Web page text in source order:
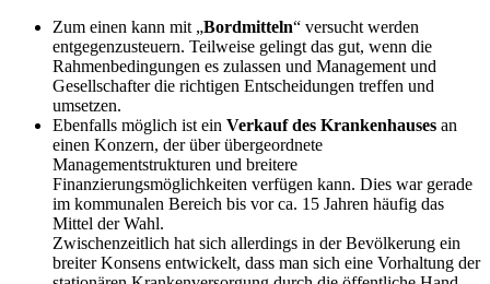
Zum einen kann mit „Bordmitteln“ versucht werden
entgegenzusteuern. Teilweise gelingt das gut, wenn die
Rahmenbedingungen es zulassen und Management und
Gesellschafter die richtigen Entscheidungen treffen und
umsetzen.
Ebenfalls möglich ist ein Verkauf des Krankenhauses an
einen Konzern, der über übergeordnete
Managementstrukturen und breitere
Finanzierungsmöglichkeiten verfügen kann. Dies war gerade
im kommunalen Bereich bis vor ca. 15 Jahren häufig das
Mittel der Wahl.
Zwischenzeitlich hat sich allerdings in der Bevölkerung ein
breiter Konsens entwickelt, dass man sich eine Vorhaltung der